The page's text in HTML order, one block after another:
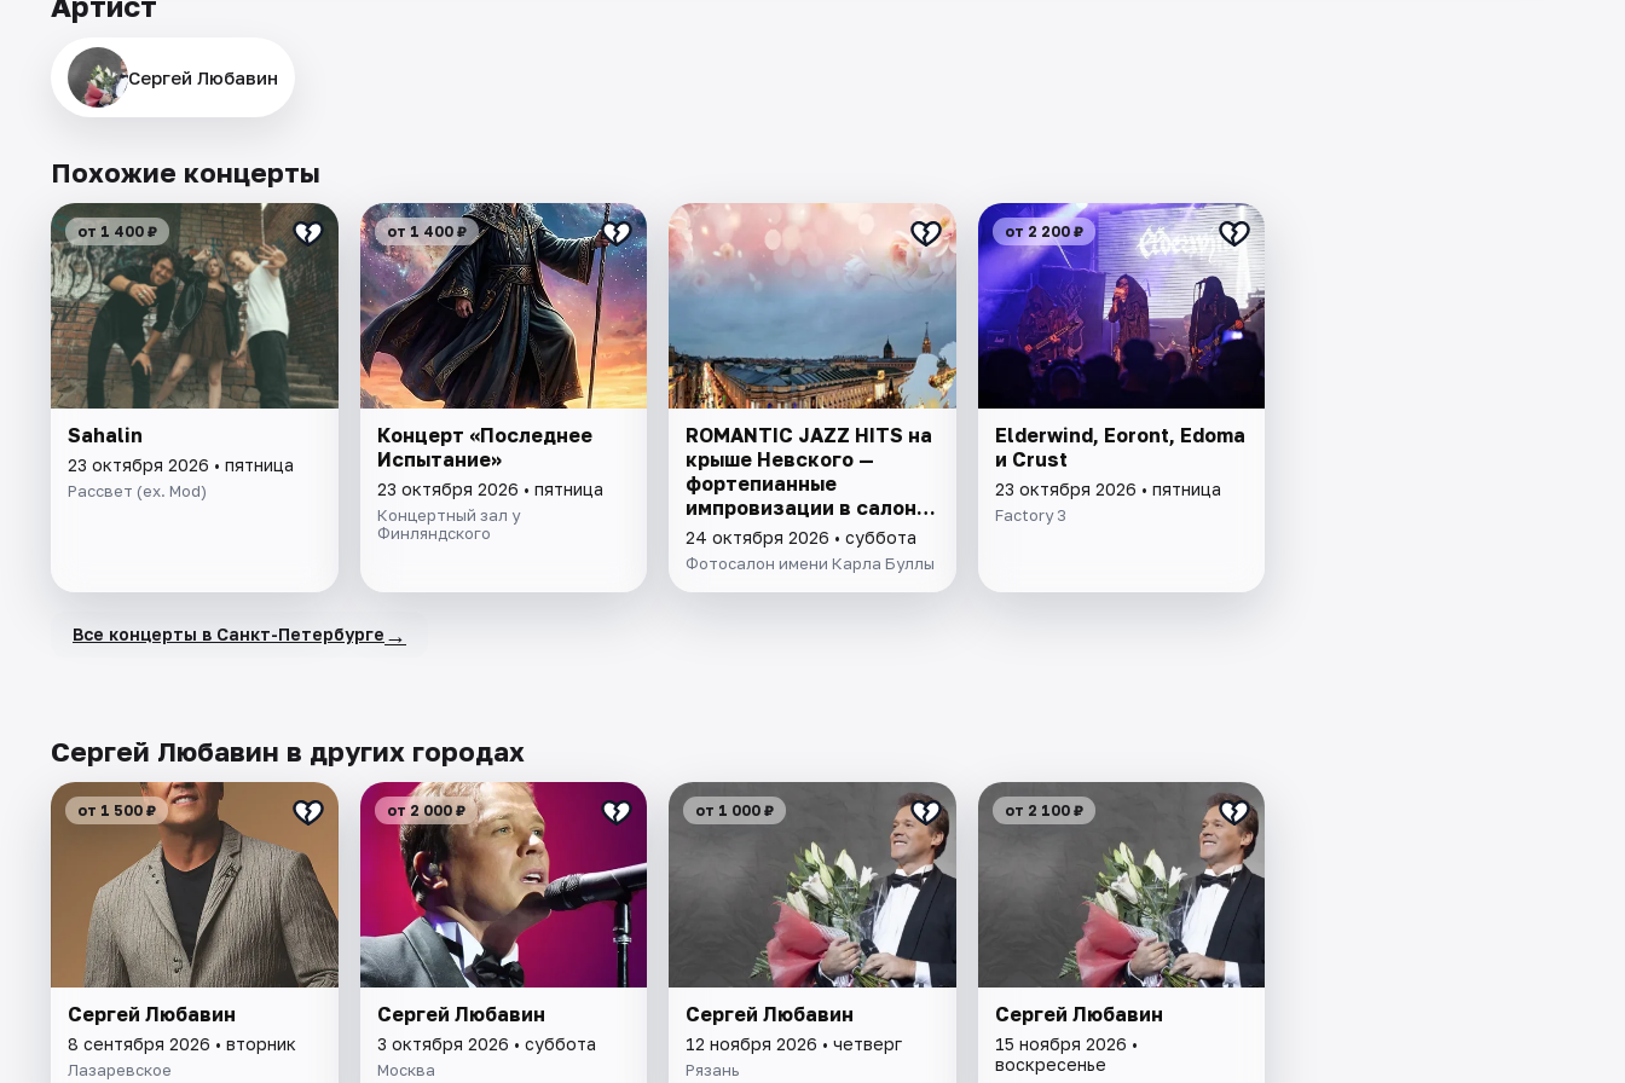
Сергей Любавин
Похожие концерты
от 1 400 ₽
Sahalin
23 октября 2026 • пятница
Рассвет (ex. Mod)
от 1 400 ₽
Концерт «Последнее
Испытание»
23 октября 2026 • пятница
Концертный зал у
Финляндского
ROMANTIC JAZZ HITS на
крыше Невского —
фортепианные
импровизации в салоне
Серебряного века.
Вечеринка с фуршетом
24 октября 2026 • суббота
Фотосалон имени Карла Буллы
от 2 200 ₽
Elderwind, Eoront, Edoma
и Crust
23 октября 2026 • пятница
Factory 3
Все концерты в Санкт-Петербурге →
Сергей Любавин в других городах
от 1 500 ₽
Сергей Любавин
8 сентября 2026 • вторник
Лазаревское
от 2 000 ₽
Сергей Любавин
3 октября 2026 • суббота
Москва
от 1 000 ₽
Сергей Любавин
12 ноября 2026 • четверг
Рязань
от 2 100 ₽
Сергей Любавин
15 ноября 2026 •
воскресенье